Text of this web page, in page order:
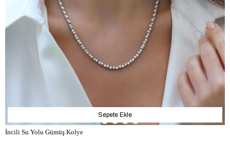
İncili Su Yolu Gümüş Kolye
Sepete Ekle